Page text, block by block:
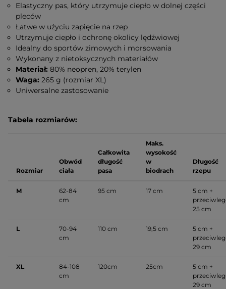
Elastyczny pas, który utrzymuje ciepło w dolnej części
pleców
Łatwe w użyciu zapięcie na rzep
Utrzymuje ciepło i ochronę okolicy lędźwiowej
Idealny do sportów zimowych i morsowania
Wykonany z nietoksycznych materiałów
Materiał: 80% neopren, 20% terylen
Waga: 265 g (rozmiar XL)
Uniwersalne zastosowanie
Tabela rozmiarów:
Rozmiar
Obwód
ciała
Całkowita
długość
pasa
Maks.
wysokość
w
biodrach
Długość
rzepu
M
62-84
cm
95 cm 17 cm
5 cm +
25 cm
L
70-94
cm
110 cm 19,5 cm
5 cm +
29 cm
XL
84-108
cm
120cm 25cm
5 cm +
29 cm